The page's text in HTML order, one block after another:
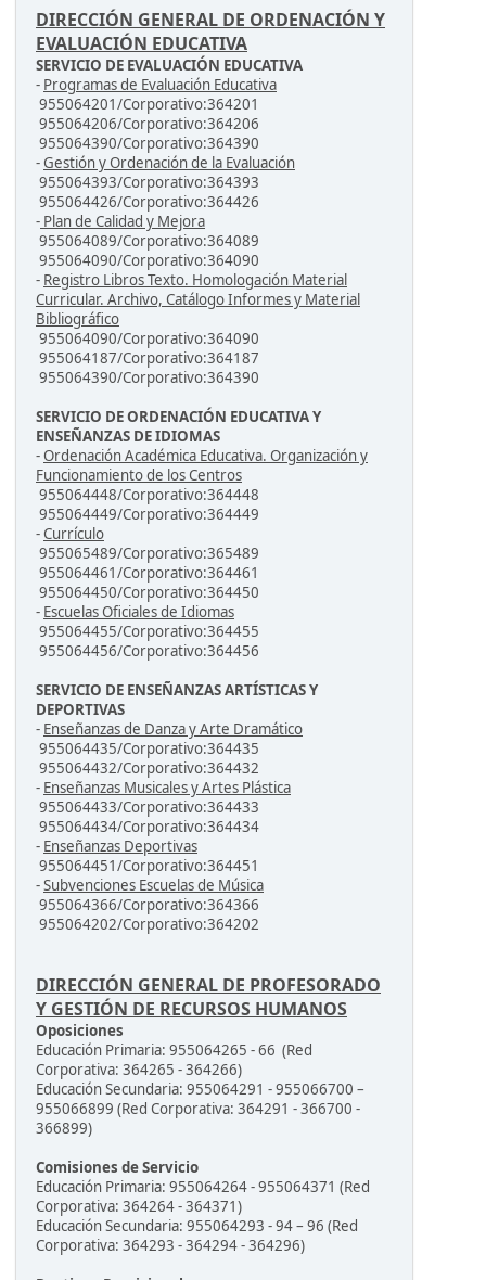
DIRECCIÓN GENERAL DE ORDENACIÓN Y
EVALUACIÓN EDUCATIVA
SERVICIO DE EVALUACIÓN EDUCATIVA
- Programas de Evaluación Educativa
955064201/Corporativo:364201
955064206/Corporativo:364206
955064390/Corporativo:364390
-Gestión y Ordenación de la Evaluación
955064393/Corporativo:364393
955064426/Corporativo:364426
- Plan de Calidad y Mejora
955064089/Corporativo:364089
955064090/Corporativo:364090
- Registro Libros Texto. Homologación Material
Curricular. Archivo, Catálogo Informes y Material
Bibliográfico
955064090/Corporativo:364090
955064187/Corporativo:364187
955064390/Corporativo:364390
SERVICIO DE ORDENACIÓN EDUCATIVA Y
ENSEÑANZAS DE IDIOMAS
-Ordenación Académica Educativa. Organización y
Funcionamiento de los Centros
955064448/Corporativo:364448
955064449/Corporativo:364449
-Currículo
955065489/Corporativo:365489
955064461/Corporativo:364461
955064450/Corporativo:364450
- Escuelas Oficiales de Idiomas
955064455/Corporativo:364455
955064456/Corporativo:364456
SERVICIO DE ENSEÑANZAS ARTÍSTICAS Y
DEPORTIVAS
- Enseñanzas de Danza y Arte Dramático
955064435/Corporativo:364435
955064432/Corporativo:364432
- Enseñanzas Musicales y Artes Plástica
955064433/Corporativo:364433
955064434/Corporativo:364434
- Enseñanzas Deportivas
955064451/Corporativo:364451
-Subvenciones Escuelas de Música
955064366/Corporativo:364366
955064202/Corporativo:364202
DIRECCIÓN GENERAL DE PROFESORADO
Y GESTIÓN DE RECURSOS HUMANOS
Oposiciones
Educación Primaria: 955064265 - 66 (Red
Corporativa: 364265 - 364266)
Educación Secundaria: 955064291 - 955066700 –
955066899 (Red Corporativa: 364291 - 366700 -
366899)
Comisiones de Servicio
Educación Primaria: 955064264 - 955064371 (Red
Corporativa: 364264 - 364371)
Educación Secundaria: 955064293 - 94 – 96 (Red
Corporativa: 364293 - 364294 - 364296)